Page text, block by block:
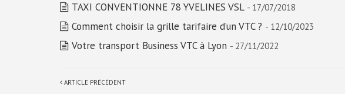
TAXI CONVENTIONNE 78 YVELINES VSL - 17/07/2018
Comment choisir la grille tarifaire d’un VTC ? - 12/10/2023
Votre transport Business VTC à Lyon - 27/11/2022
ARTICLE PRÉCÉDENT